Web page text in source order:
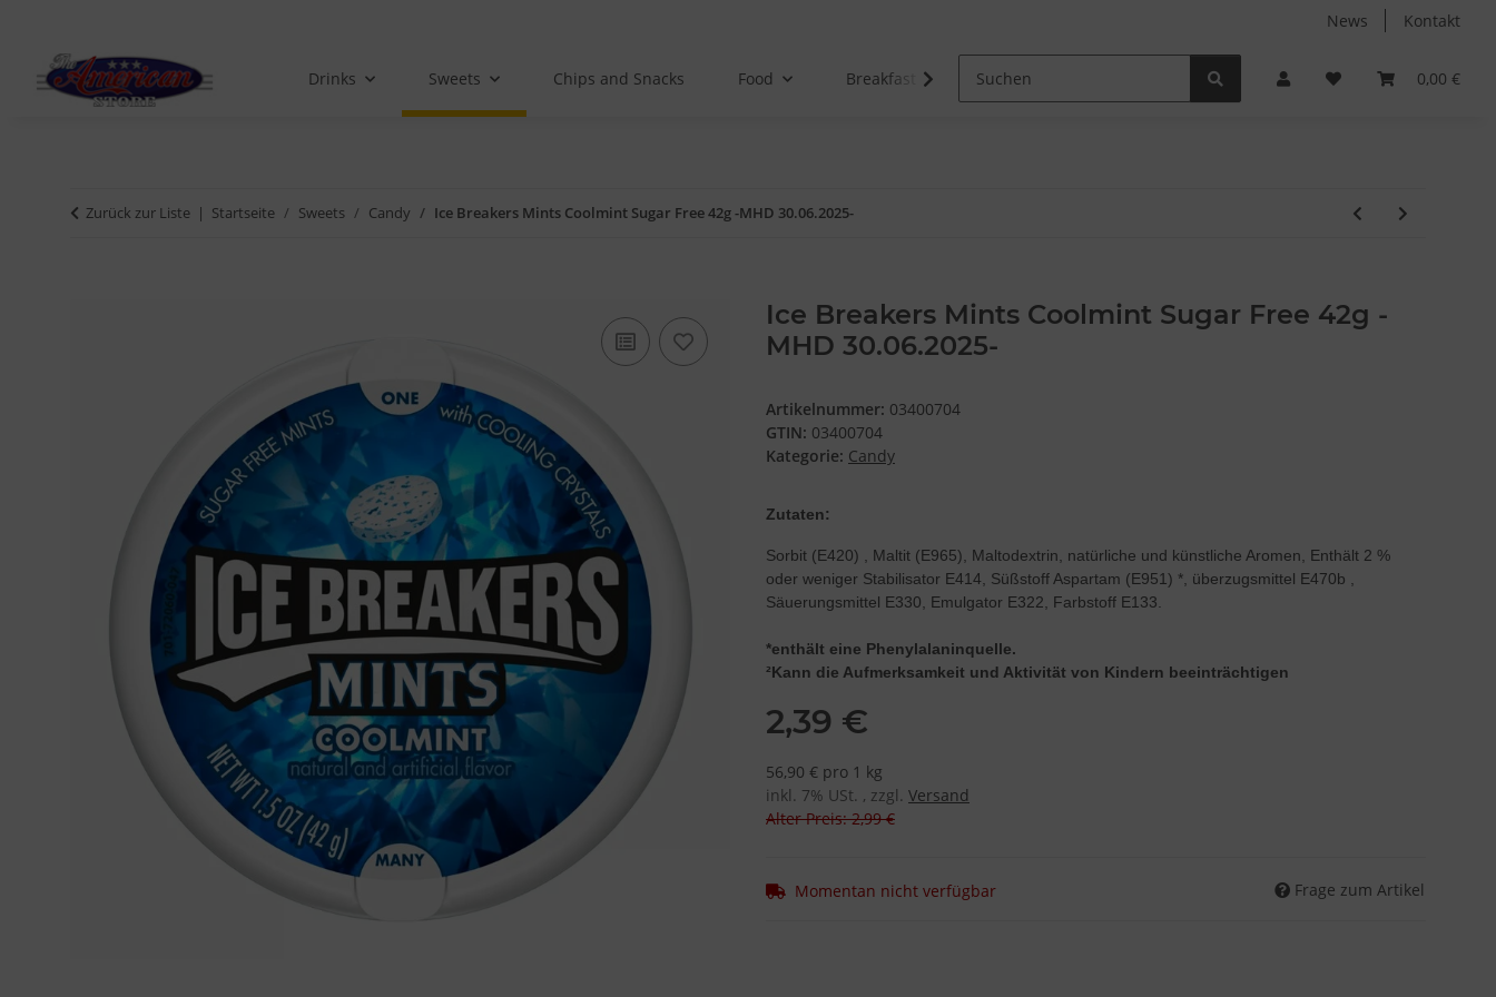
News Kontakt
0,00 €
Drinks Sweets Chips and Snacks Food Breakfast Non-Food
Zurück zur Liste Startseite Sweets Candy Ice Breakers Mints Coolmint Sugar Free 42g -MHD 30.06.2025-
Ice Breakers Mints Coolmint Sugar Free 42g -
MHD 30.06.2025-
Artikelnummer: 03400704
GTIN: 03400704
Kategorie: Candy
Zutaten:
Sorbit (E420) , Maltit (E965), Maltodextrin, natürliche und künstliche Aromen, Enthält 2 %
oder weniger Stabilisator E414, Süßstoff Aspartam (E951) *, überzugsmittel E470b ,
Säuerungsmittel E330, Emulgator E322, Farbstoff E133.
*enthält eine Phenylalaninquelle.
²Kann die Aufmerksamkeit und Aktivität von Kindern beeinträchtigen
2,39 €
56,90 € pro 1 kg
inkl. 7% USt. , zzgl. Versand
Alter Preis: 2,99 €
Momentan nicht verfügbar Frage zum Artikel